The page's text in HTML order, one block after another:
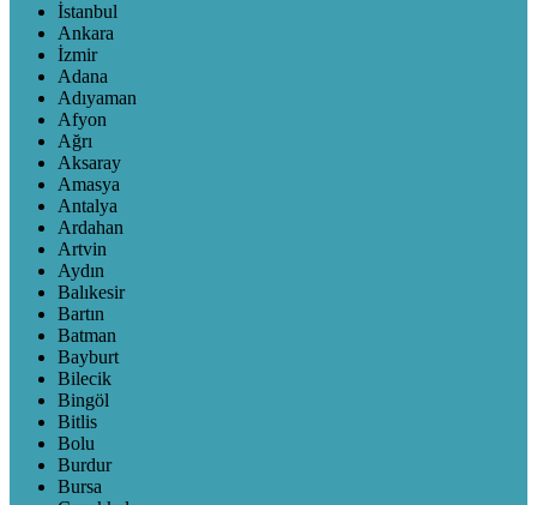
İstanbul
Ankara
İzmir
Adana
Adıyaman
Afyon
Ağrı
Aksaray
Amasya
Antalya
Ardahan
Artvin
Aydın
Balıkesir
Bartın
Batman
Bayburt
Bilecik
Bingöl
Bitlis
Bolu
Burdur
Bursa